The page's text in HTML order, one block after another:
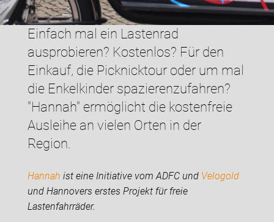
Einfach mal ein Lastenrad
ausprobieren? Kostenlos? Für den
Einkauf, die Picknicktour oder um mal
die Enkelkinder spazierenzufahren?
"Hannah" ermöglicht die kostenfreie
Ausleihe an vielen Orten in der
Region.
Hannah ist eine Initiative vom ADFC und Velogold
und Hannovers erstes Projekt für freie
Lastenfahrräder.